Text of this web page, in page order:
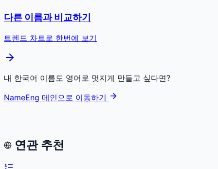
다른 이름과 비교하기
트렌드 차트로 한번에 보기
내 한국어 이름도 영어로 멋지게 만들고 싶다면?
NameEng 메인으로 이동하기
연관 추천